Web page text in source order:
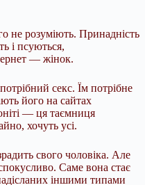
не розуміють. Принадність
і псуються,
— жінок.
секс. Їм потрібне
його на сайтах
— ця таємниця
хочуть усі.
свого чоловіка. Але
Саме вона стає
іншими типами